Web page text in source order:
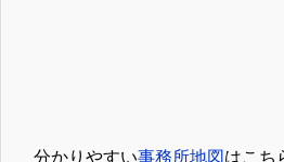
分かりやすい事務所地図 はこち